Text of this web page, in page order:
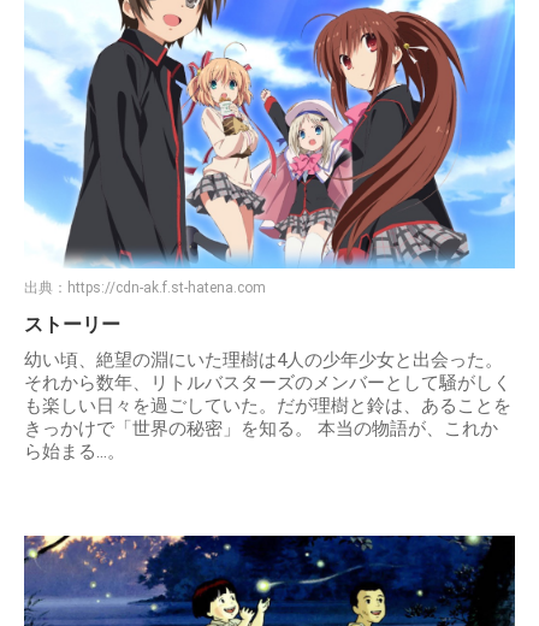
出典： https://cdn-ak.f.st-hatena.com
ストーリー
幼い頃、絶望の淵にいた理樹は4人の少年少女と出会った。
それから数年、リトルバスターズのメンバーとして騒がしく
も楽しい日々を過ごしていた。だが理樹と鈴は、あることを
きっかけで「世界の秘密」を知る。 本当の物語が、これか
ら始まる…。